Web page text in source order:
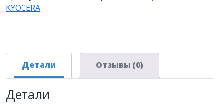
KYOCERA
Детали Отзывы (0)
Детали